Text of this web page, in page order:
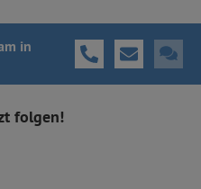
in
folgen!